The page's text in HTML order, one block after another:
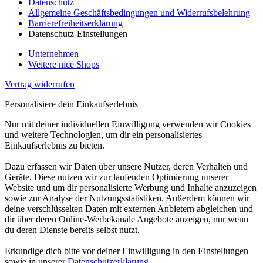
Allgemeine Geschäftsbedingungen und Widerrufsbelehrung
Barrierefreiheitserklärung
Datenschutz-Einstellungen
Unternehmen
Weitere nice Shops
Vertrag widerrufen
Personalisiere dein Einkaufserlebnis
Nur mit deiner individuellen Einwilligung verwenden wir Cookies
und weitere Technologien, um dir ein personalisiertes
Einkaufserlebnis zu bieten.
Dazu erfassen wir Daten über unsere Nutzer, deren Verhalten und
Geräte. Diese nutzen wir zur laufenden Optimierung unserer
Website und um dir personalisierte Werbung und Inhalte anzuzeigen
sowie zur Analyse der Nutzungsstatistiken. Außerdem können wir
deine verschlüsselten Daten mit externen Anbietern abgleichen und
dir über deren Online-Werbekanäle Angebote anzeigen, nur wenn
du deren Dienste bereits selbst nutzt.
Erkundige dich bitte vor deiner Einwilligung in den Einstellungen